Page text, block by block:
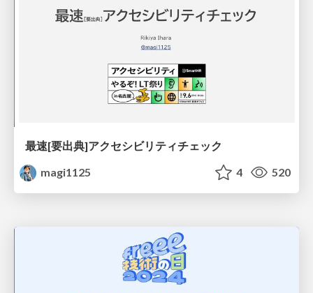
最速[要出典]アクセシビリティチェック
magi1125
4 520